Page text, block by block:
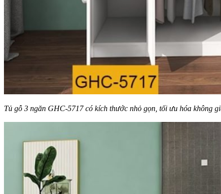
Tủ gỗ 3 ngăn GHC-5717 có kích thước nhỏ gọn, tối ưu hóa không